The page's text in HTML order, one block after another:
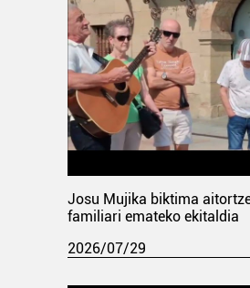
Josu Mujika biktima
familiari emateko ekitaldia
2026/07/29